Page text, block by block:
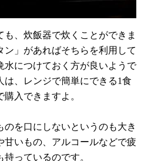
、炊飯器で炊くことができま
」があればそちらを利用して
水につけておく方が良いようで
、レンジで簡単にできる1食
入できますよ。
のを口にしないというのも大き
甘いもの、アルコールなどで疲
っているのです。